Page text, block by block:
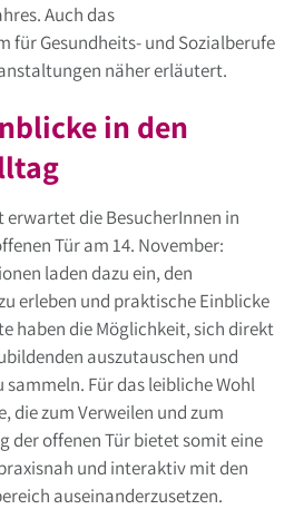
Auch das
für Gesundheits- und Sozialberufe
näher erläutert.
in den
erwartet die BesucherInnen in
Tür am 14. November:
laden dazu ein, den
erleben und praktische Einblicke
haben die Möglichkeit, sich direkt
auszutauschen und
Für das leibliche Wohl
die zum Verweilen und zum
der offenen Tür bietet somit eine
und interaktiv mit den
auseinanderzusetzen.